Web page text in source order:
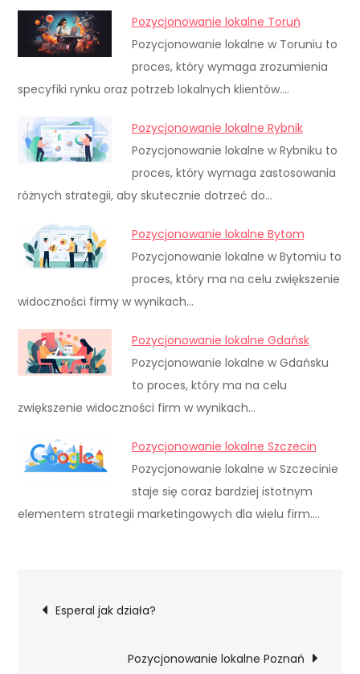
Pozycjonowanie lokalne Toruń
Pozycjonowanie lokalne w Toruniu to
proces, który wymaga zrozumienia
specyfiki rynku oraz potrzeb lokalnych klientów.…
Pozycjonowanie lokalne Rybnik
Pozycjonowanie lokalne w Rybniku to
proces, który wymaga zastosowania
różnych strategii, aby skutecznie dotrzeć do…
Pozycjonowanie lokalne Bytom
Pozycjonowanie lokalne w Bytomiu to
proces, który ma na celu zwiększenie
widoczności firmy w wynikach…
Pozycjonowanie lokalne Gdańsk
Pozycjonowanie lokalne w Gdańsku
to proces, który ma na celu
zwiększenie widoczności firm w wynikach…
Pozycjonowanie lokalne Szczecin
Pozycjonowanie lokalne w Szczecinie
staje się coraz bardziej istotnym
elementem strategii marketingowych dla wielu firm.…
Nawigacja
wpisu
Esperal jak działa?
Pozycjonowanie lokalne Poznań